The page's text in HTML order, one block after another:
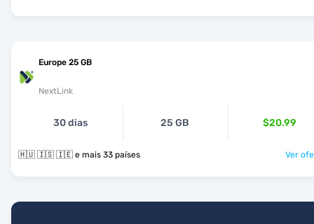
Europe 25 GB
NextLink
30 dias 25 GB $20.99
🇭🇺 🇮🇸 🇮🇪 e mais 33 países Ver